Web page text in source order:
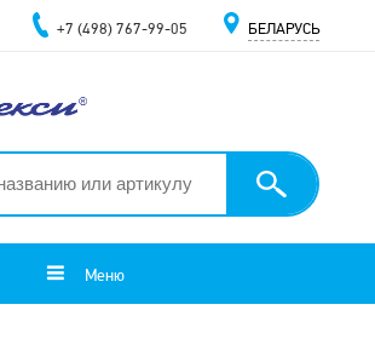
+7 (498) 767-99-05 БЕЛАРУСЬ
Меню